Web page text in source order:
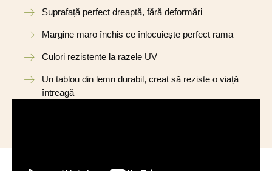
Suprafață perfect dreaptă, fără deformări
Margine maro închis ce înlocuiește perfect rama
Culori rezistente la razele UV
Un tablou din lemn durabil, creat să reziste o viață
întreagă